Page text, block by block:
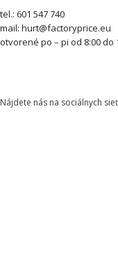
tel.: 601 547 740
mail: hurt@factoryprice.eu
otvorené po – pi od 8:00 do
Nájdete nás na sociálnych